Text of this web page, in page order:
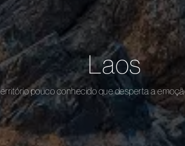
Laos
pouco conhecido que desperta a